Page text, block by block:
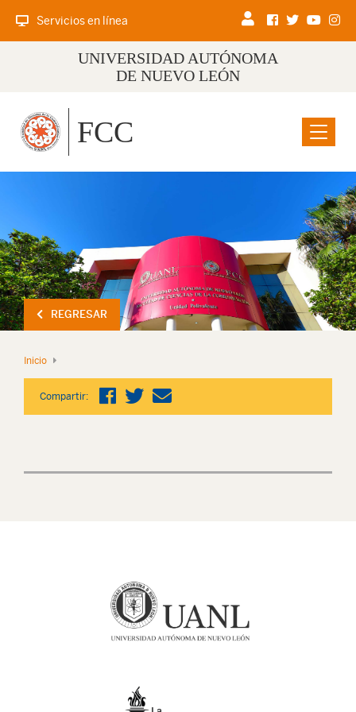
Servicios en línea
UNIVERSIDAD AUTÓNOMA
DE NUEVO LEÓN
Menu
FCC
REGRESAR
Inicio
Compartir: